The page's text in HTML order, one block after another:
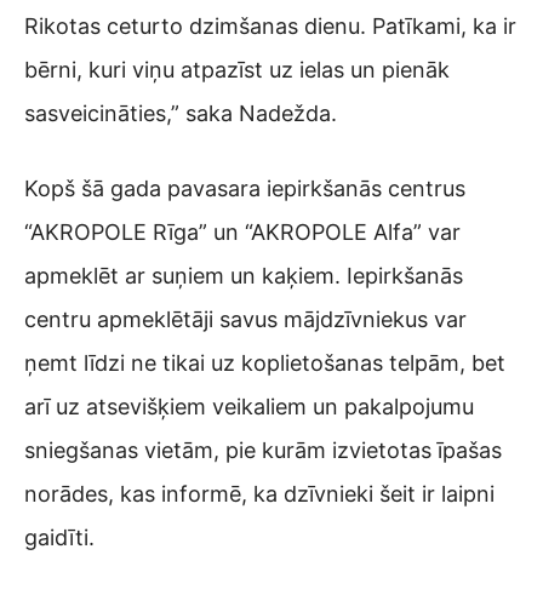
Rikotas ceturto dzimšanas dienu. Patīkami, ka ir
bērni, kuri viņu atpazīst uz ielas un pienāk
sasveicināties,” saka Nadežda.
Kopš šā gada pavasara iepirkšanās centrus
“AKROPOLE Rīga” un “AKROPOLE Alfa” var
apmeklēt ar suņiem un kaķiem. Iepirkšanās
centru apmeklētāji savus mājdzīvniekus var
ņemt līdzi ne tikai uz koplietošanas telpām, bet
arī uz atsevišķiem veikaliem un pakalpojumu
sniegšanas vietām, pie kurām izvietotas īpašas
norādes, kas informē, ka dzīvnieki šeit ir laipni
gaidīti.